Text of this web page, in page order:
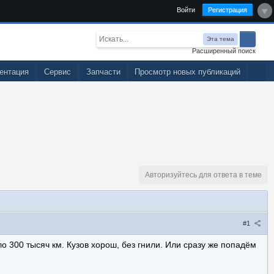
Войти Регистрация
Эта тема
Расширенный поиск
Просмотр новых публикаций
Запчасти
Сервис
Авторизуйтесь для ответа в теме
#1
300 тысяч км. Кузов хорош, без гнили. Или сразу же попадём